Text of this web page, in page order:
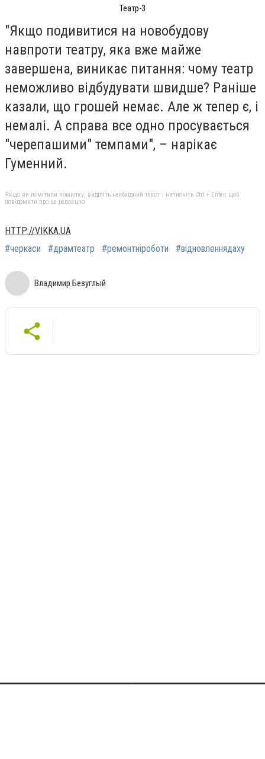
Театр-3
"Якщо подивитися на новобудову
навпроти театру, яка вже майже
завершена, виникає питання: чому театр
неможливо відбудувати швидше? Раніше
казали, що грошей немає. Але ж тепер є, і
немалі. А справа все одно просувається
"черепашими" темпами", – нарікає
Гуменний.
Якщо ви помітили помилку, виділіть необхідний текст і натисніть Ctrl + Enter, щоб
повідомити про це редакцію
HTTP://VIKKA.UA
#черкаси
#драмтеатр #ремонтніроботи #відновленнядаху
Владимир Безуглый